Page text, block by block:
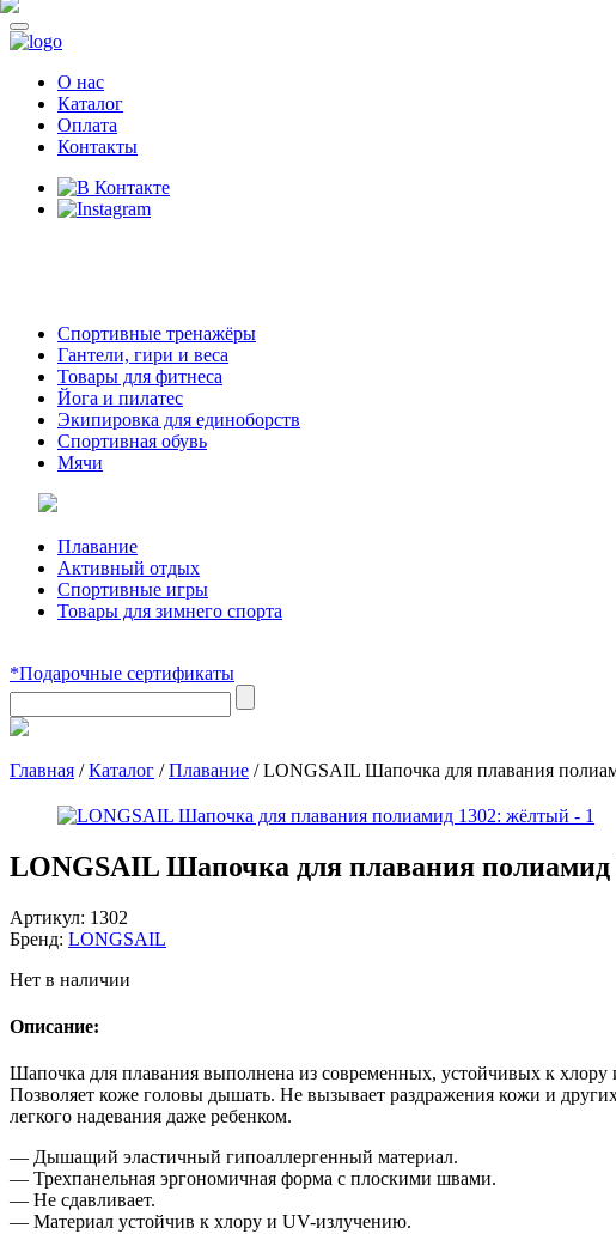
О нас
Каталог
Оплата
Контакты
Спортивные тренажёры
Гантели, гири и веса
Товары для фитнеса
Йога и пилатес
Экипировка для единоборств
Спортивная обувь
Мячи
Плавание
Активный отдых
Спортивные игры
Товары для зимнего спорта
*Подарочные сертификаты
Главная /Каталог /Плавание /LONGSAIL Шапочка для плавания
LONGSAIL Шапочка для плавания
Артикул: 1302
Бренд: LONGSAIL
Нет в наличии
Описание:
Шапочка для плавания выполнена из современных, устойчивых к хлору
Позволяет коже головы дышать. Не вызывает раздражения кожи и
легкого надевания даже ребенком.
— Дышащий эластичный гипоаллергенный материал.
— Трехпанельная эргономичная форма с плоскими швами.
— Не сдавливает.
— Материал устойчив к хлору и UV-излучению.